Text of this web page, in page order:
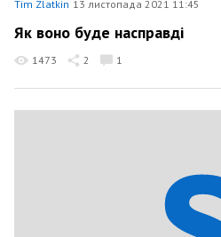
Tim Zlatkin 13 листопада 2021 11:45
Як воно буде насправді
1473 2 1